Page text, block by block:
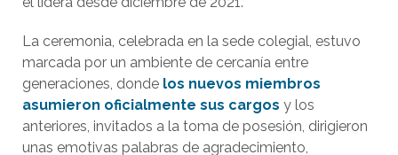
La ceremonia, celebrada en la sede colegial, estuvo
marcada por un ambiente de cercanía entre
generaciones, donde los nuevos miembros
asumieron oficialmente sus cargos y los
anteriores, invitados a la toma de posesión, dirigieron
unas emotivas palabras de agradecimiento,